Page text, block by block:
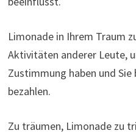
Limonade in Ihrem Traum
Aktivitäten anderer Leute,
Zustimmung haben und
bezahlen.
Zu träumen, Limonade zu